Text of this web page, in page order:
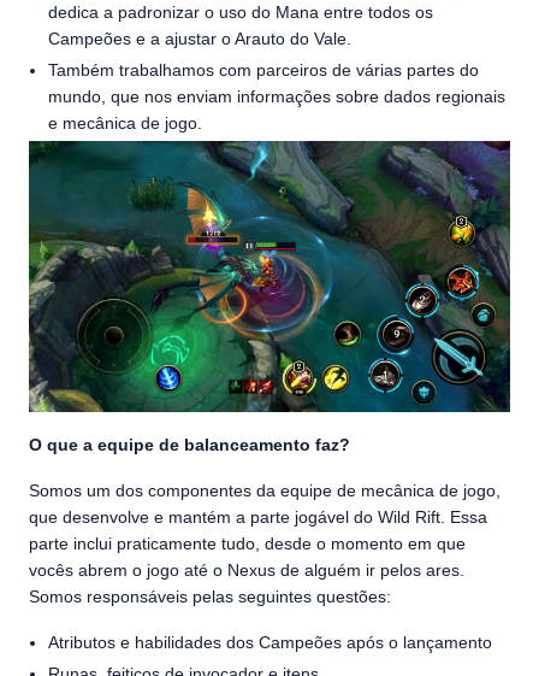
dedica a padronizar o uso do Mana entre todos os
Campeões e a ajustar o Arauto do Vale.
Também trabalhamos com parceiros de várias partes do
mundo, que nos enviam informações sobre dados regionais
e mecânica de jogo.
O que a equipe de balanceamento faz?
Somos um dos componentes da equipe de mecânica de jogo,
que desenvolve e mantém a parte jogável do Wild Rift. Essa
parte inclui praticamente tudo, desde o momento em que
vocês abrem o jogo até o Nexus de alguém ir pelos ares.
Somos responsáveis pelas seguintes questões:
Atributos e habilidades dos Campeões após o lançamento